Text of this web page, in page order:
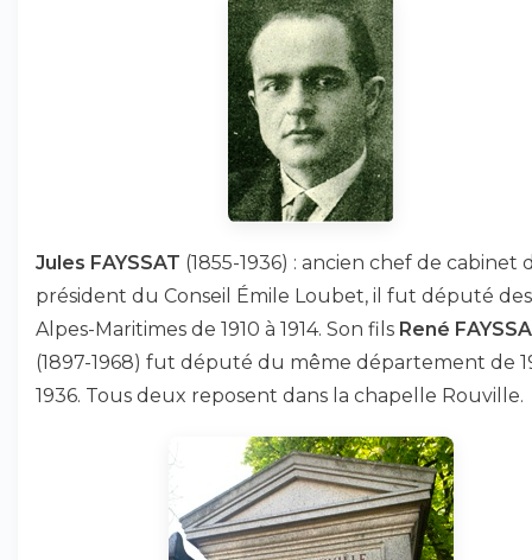
Jules FAYSSAT (1855-1936) : ancien chef de cabinet
président du Conseil Émile Loubet, il fut député des
Alpes-Maritimes de 1910 à 1914. Son fils René
(1897-1968) fut député du même département de
1936. Tous deux reposent dans la chapelle Rouville.